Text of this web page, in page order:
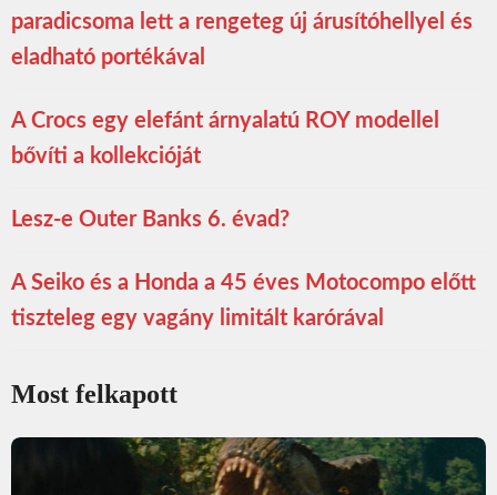
paradicsoma lett a rengeteg új árusítóhellyel és
eladható portékával
A Crocs egy elefánt árnyalatú ROY modellel
bővíti a kollekcióját
Lesz-e Outer Banks 6. évad?
A Seiko és a Honda a 45 éves Motocompo előtt
tiszteleg egy vagány limitált karórával
Most felkapott